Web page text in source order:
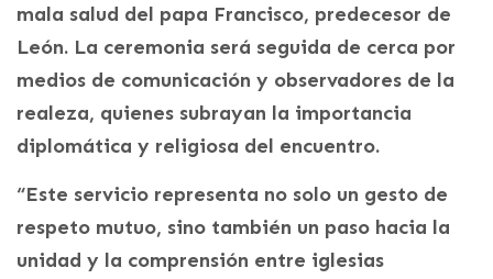
mala salud del papa Francisco, predecesor de
León. La ceremonia será seguida de cerca por
medios de comunicación y observadores de la
realeza, quienes subrayan la importancia
diplomática y religiosa del encuentro.
“Este servicio representa no solo un gesto de
respeto mutuo, sino también un paso hacia la
unidad y la comprensión entre iglesias